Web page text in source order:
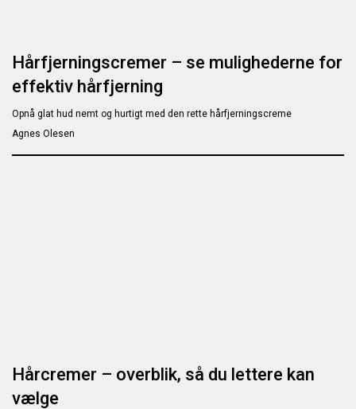
Hårfjerningscremer – se mulighederne for
effektiv hårfjerning
Opnå glat hud nemt og hurtigt med den rette hårfjerningscreme
Agnes Olesen
Hårcremer – overblik, så du lettere kan
vælge